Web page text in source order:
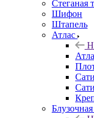
Стеганая
Шифон
Штапель
Атлас